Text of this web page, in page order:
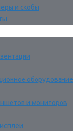
и скобы
оборудование
и мониторов